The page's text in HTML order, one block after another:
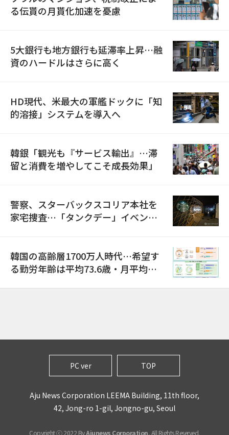
る伝貰の月貰化加速を憂慮
5大銀行も地方銀行も延滞率上昇…融
資のハードルはさらに高く
HD現代、米最大の軍艦ドックに「知
的溶接」システムを導入へ
韓銀「観光も『サービス輸出』…滞
留と消費を増やしてこそ成長効果」
警察、スターバックスコリア本社を
家宅捜査…「タンクデー」イベント
韓国の高齢層1700万人時代…希望す
る勤労年齢は平均73.6歳・月平均賃
PC ver TOP
Aju News Corporation LEEMA Building, 11th floor,
42, Jong-ro 1-gil, Jongno-gu, Seoul
Copyright ⓒ 2022 ByAjunews Corporation, All Rights Reserved.